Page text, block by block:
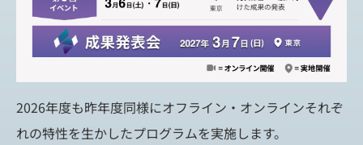
2026年度も昨年度同様にオフライン・オンラインそれぞ
れの特性を生かしたプログラムを実施します。